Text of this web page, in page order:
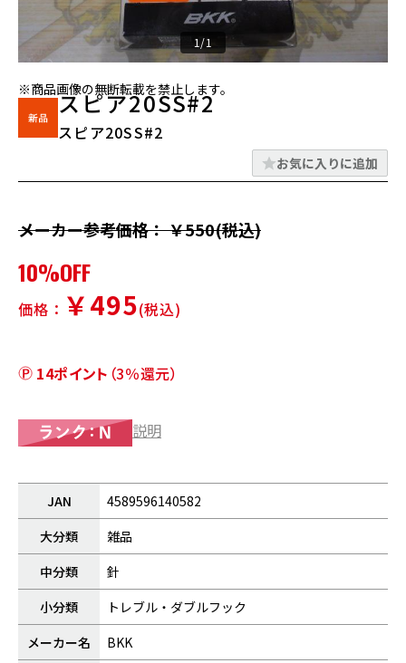
1/1
※商品画像の無断転載を禁止します。
スピア20SS#2
スピア20SS#2
お気に入りに追加
メーカー参考価格： ￥550(税込)
10%OFF
価格： ￥495(税込)
14ポイント （3％還元）
説明
JAN
4589596140582
大分類
雑品
中分類
針
小分類
トレブル・ダブルフック
メーカー名
BKK